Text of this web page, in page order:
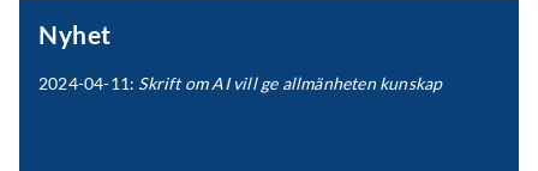
Nyhet
2024-04-11: Skrift om AI vill ge allmänheten kunskap